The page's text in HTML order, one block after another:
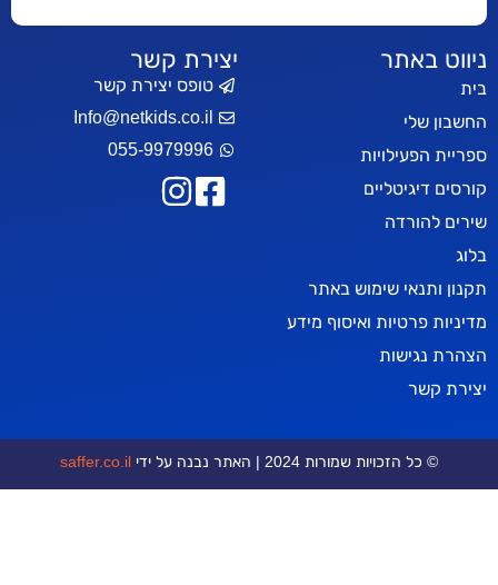
שימוש באתר
ואיסוף מידע
יצירת קשר
טופס יצירת קשר
Info@netkids.co.il
055-9979996
שמורות 2024 | האתר נבנה על ידי saffer.co.il